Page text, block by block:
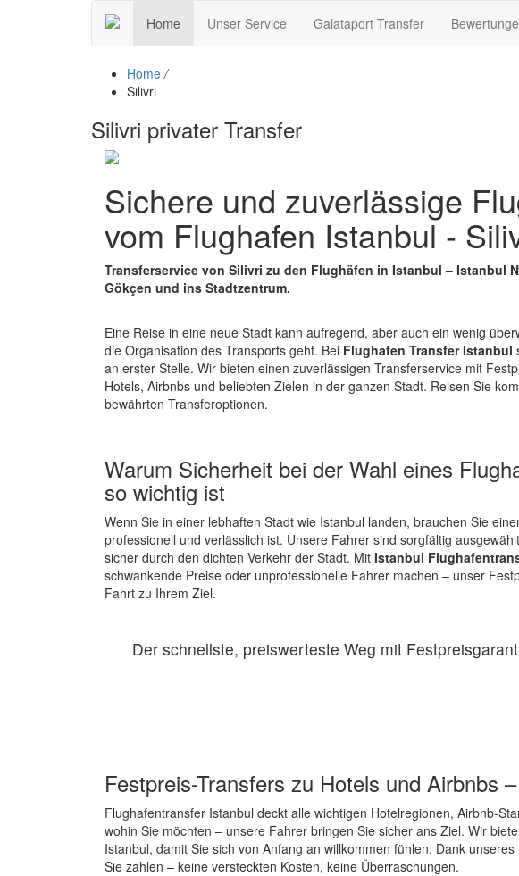
Home Unser Service Galataport Transfer
Home /
Silivri
Silivri privater Transfer
Sichere und zuverlässige
vom Flughafen Istanbul -
Transferservice von Silivri zu den Flughäfen in Istanbul – Istanbul
Gökçen und ins Stadtzentrum.
Eine Reise in eine neue Stadt kann aufregend, aber auch ein wenig
die Organisation des Transports geht. Bei Flughafen Transfer Istanbul
an erster Stelle. Wir bieten einen zuverlässigen Transferservice mit
Hotels, Airbnbs und beliebten Zielen in der ganzen Stadt. Reisen Sie
bewährten Transferoptionen.
Warum Sicherheit bei der Wahl eines
so wichtig ist
Wenn Sie in einer lebhaften Stadt wie Istanbul landen, brauchen Sie
professionell und verlässlich ist. Unsere Fahrer sind sorgfältig
sicher durch den dichten Verkehr der Stadt. Mit Istanbul
schwankende Preise oder unprofessionelle Fahrer machen – unser
Fahrt zu Ihrem Ziel.
Der schnellste, preiswerteste Weg mit
Festpreis-Transfers zu Hotels und Airbnbs
Flughafentransfer Istanbul deckt alle wichtigen Hotelregionen, Airbnb-
wohin Sie möchten – unsere Fahrer bringen Sie sicher ans Ziel. Wir
Istanbul, damit Sie sich von Anfang an willkommen fühlen. Dank
Sie zahlen – keine versteckten Kosten, keine Überraschungen.